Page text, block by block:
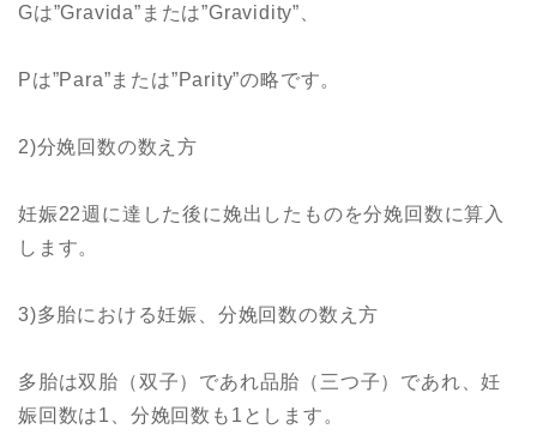
Gは”Gravida”または”Gravidity”、
Pは”Para”または”Parity”の略です。
2)分娩回数の数え方
妊娠22週に達した後に娩出したものを分娩回数に算入
します。
3)多胎における妊娠、分娩回数の数え方
多胎は双胎（双子）であれ品胎（三つ子）であれ、妊
娠回数は1、分娩回数も1とします。